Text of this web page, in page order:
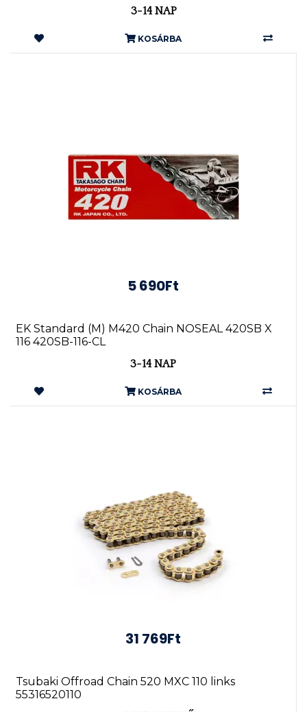
3-14 NAP
KOSÁRBA
5 690Ft
EK Standard (M) M420 Chain NOSEAL 420SB X
116 420SB-116-CL
3-14 NAP
KOSÁRBA
31 769Ft
Tsubaki Offroad Chain 520 MXC 110 links
55316520110